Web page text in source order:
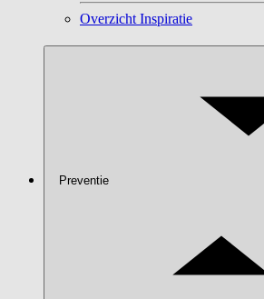
Overzicht Inspiratie
Preventie